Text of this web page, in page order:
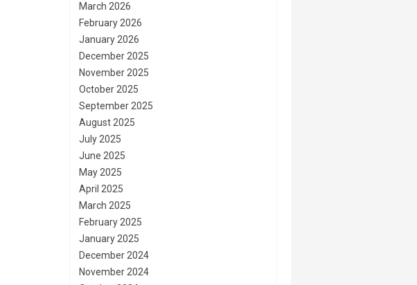
March 2026
February 2026
January 2026
December 2025
November 2025
October 2025
September 2025
August 2025
July 2025
June 2025
May 2025
April 2025
March 2025
February 2025
January 2025
December 2024
November 2024